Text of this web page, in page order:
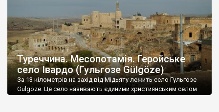
Туреччина. Месопотамія. Геройське
село Івардо (Гульгозе Gülgöze)
За 13 кілометрів на захід від Мідьяту лежить село Гульгозе
Gülgöze. Це село називають єдиними християнським селом